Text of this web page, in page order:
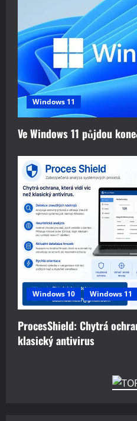
Windows 11
Ve Windows 11 půjdou
Windows 10 Windows 11
ProcesShield: Chytrá
klasický antivirus